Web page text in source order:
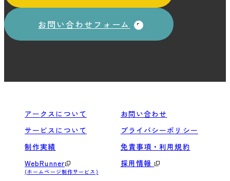
お問い合わせフォーム
アークスについて
サービスについて
制作実績
WebRunner
(ホームページ制作サービス)
お問い合わせ
プライバシーポリシー
免責事項・利用規約
採用情報